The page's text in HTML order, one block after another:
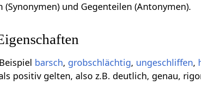
und Gegenteilen (Antonymen).
barsch, grobschlächtig, ungeschliffen,
positiv gelten, also z.B. deutlich, genau,